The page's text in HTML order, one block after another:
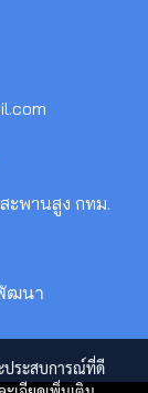
ะพานสูง กทม.
ฒนา
ประสบการณ์ที่ดี